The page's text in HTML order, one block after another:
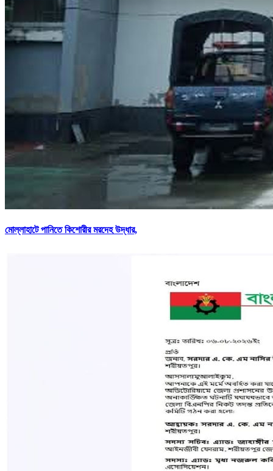
মোল্লাহাটে পানিতে কিশোরীর মরদেহ উদ্ধার,